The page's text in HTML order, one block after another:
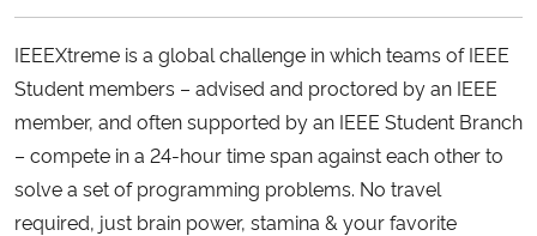
Ministério da Cidadania
Ministério da Saúde
Ministério de Minas e Energia
IEEEXtreme is a global challenge in which teams of IEEE
Student members – advised and proctored by an IEEE
member, and often supported by an IEEE Student Branch
– compete in a 24-hour time span against each other to
solve a set of programming problems. No travel
required, just brain power, stamina & your favorite